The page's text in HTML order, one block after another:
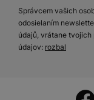
Správcem vašich
odosielaním
údajů, vrátane
údajov: rozbal